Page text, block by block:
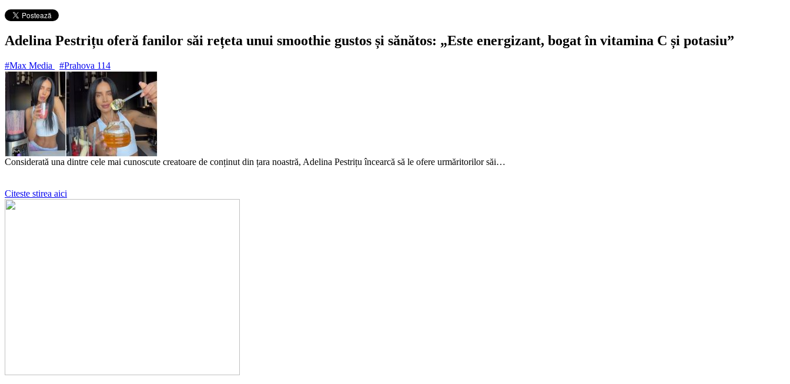
Adelina Pestrițu oferă fanilor săi rețeta unui smoothie gustos și sănătos: „Este energizant, bogat în vitamina C și potasiu”
#Max Media #Prahova 114
Considerată una dintre cele mai cunoscute creatoare de conținut din țara noastră, Adelina Pestrițu încearcă să le ofere urmăritorilor săi…
Citeste stirea aici